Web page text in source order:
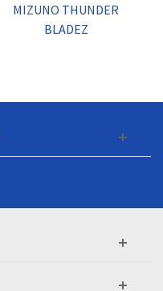
MIZUNO THUNDER
BLADEZ